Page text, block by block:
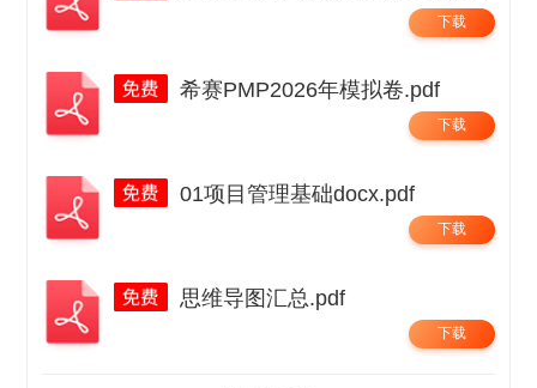
下载
希赛PMP2026年模拟卷.pdf
下载
01项目管理基础docx.pdf
下载
思维导图汇总.pdf
下载